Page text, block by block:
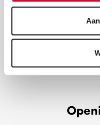
VOOR